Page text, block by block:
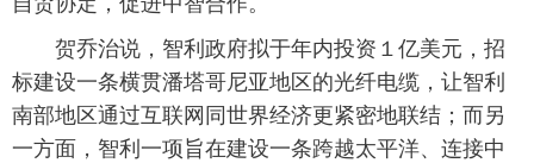
贺乔治说，智利政府拟于年内投资１亿美元，招
标建设一条横贯潘塔哥尼亚地区的光纤电缆，让智利
南部地区通过互联网同世界经济更紧密地联结；而另
一方面，智利一项旨在建设一条跨越太平洋、连接中